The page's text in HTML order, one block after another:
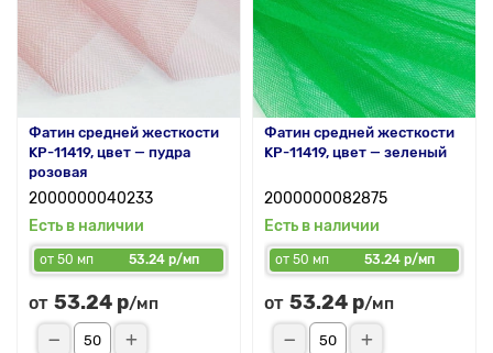
Фатин средней жесткости
KP-11419, цвет — пудра
розовая
2000000040233
Есть в наличии
от 50 мп 53.24 р/мп
от 53.24 р/мп
Фатин средней жесткости
KP-11419, цвет — зеленый
2000000082875
Есть в наличии
от 50 мп 53.24 р/мп
от 53.24 р/мп